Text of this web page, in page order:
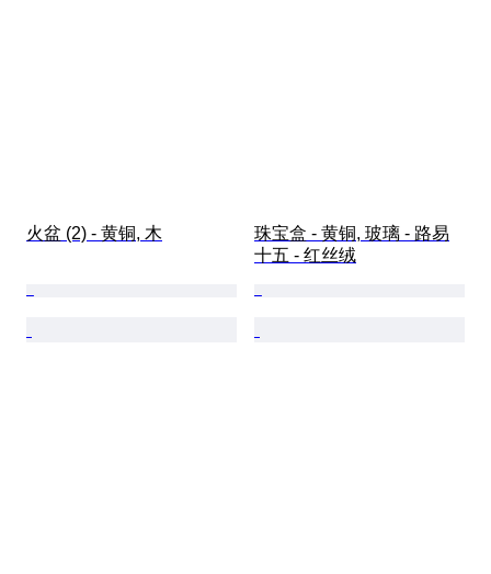
火盆 (2) - 黄铜, 木
珠宝盒 - 黄铜, 玻璃 - 路易
十五 - 红丝绒